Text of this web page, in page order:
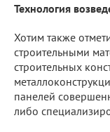
Технология
Хотим также
строительными
строительных
панелей
либо